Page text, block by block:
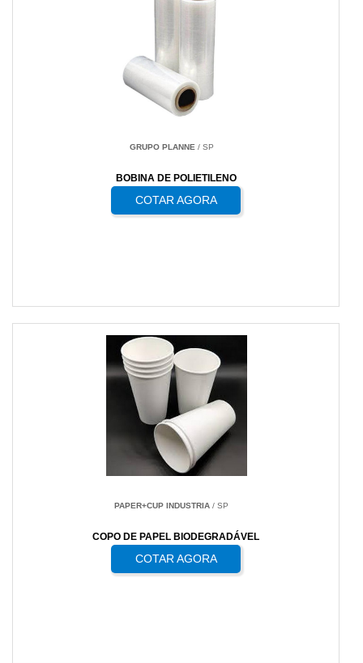
GRUPO PLANNE/ SP
BOBINA DE POLIETILENO
COTAR AGORA
PAPER+CUP INDUSTRIA / SP
COPO DE PAPEL BIODEGRADÁVEL
COTAR AGORA